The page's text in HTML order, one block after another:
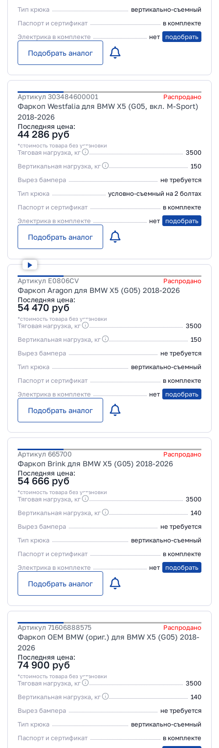
Тип крюка
вертикально-съемный
Паспорт и сертификат
в комплекте
Электрика в комплекте
нет подобрать
Подобрать аналог
Артикул 303484600001 Распродано
Фаркоп Westfalia для BMW X5 (G05, вкл. M-Sport)
2018-2026
Последняя цена:
44 286 руб
*стоимость товара без установки
Тяговая нагрузка, кг
3500
Вертикальная нагрузка, кг
150
Вырез бампера
не требуется
Тип крюка
условно-съемный на 2 болтах
Паспорт и сертификат
в комплекте
Электрика в комплекте
нет подобрать
Подобрать аналог
Артикул E0806CV Распродано
Фаркоп Aragon для BMW X5 (G05) 2018-2026
Последняя цена:
54 470 руб
*стоимость товара без установки
Тяговая нагрузка, кг
3500
Вертикальная нагрузка, кг
150
Вырез бампера
не требуется
Тип крюка
вертикально-съемный
Паспорт и сертификат
в комплекте
Электрика в комплекте
нет подобрать
Подобрать аналог
Артикул 665700 Распродано
Фаркоп Brink для BMW X5 (G05) 2018-2026
Последняя цена:
54 666 руб
*стоимость товара без установки
Тяговая нагрузка, кг
3500
Вертикальная нагрузка, кг
140
Вырез бампера
не требуется
Тип крюка
вертикально-съемный
Паспорт и сертификат
в комплекте
Электрика в комплекте
нет подобрать
Подобрать аналог
Артикул 71606888575 Распродано
Фаркоп OEM BMW (ориг.) для BMW X5 (G05) 2018-
2026
Последняя цена:
74 900 руб
*стоимость товара без установки
Тяговая нагрузка, кг
3500
Вертикальная нагрузка, кг
140
Вырез бампера
не требуется
Тип крюка
вертикально-съемный
Паспорт и сертификат
в комплекте